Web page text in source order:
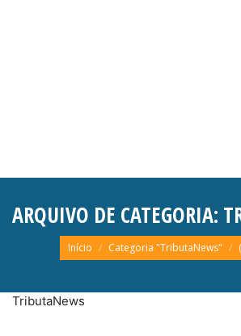
ARQUIVO DE CATEGORIA:
Você está aqui:
Início Categoria "TributaNews"
TributaNews